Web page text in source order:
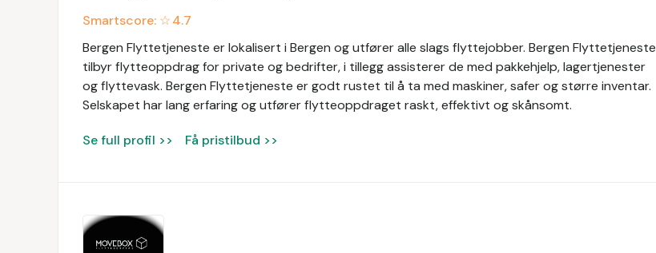
Smartscore: ☆4.7
Bergen Flyttetjeneste er lokalisert i Bergen og utfører alle slags flyttejobber. Bergen Flyttetjeneste
tilbyr flytteoppdrag for private og bedrifter, i tillegg assisterer de med pakkehjelp, lagertjenester
og flyttevask. Bergen Flyttetjeneste er godt rustet til å ta med maskiner, safer og større inventar.
Selskapet har lang erfaring og utfører flytteoppdraget raskt, effektivt og skånsomt.
Se full profil >> Få pristilbud >>